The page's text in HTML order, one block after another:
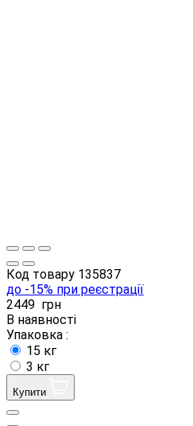
Код товару 135837
до -15% при реєстрації
2449 грн
В наявності
Упаковка :
15 кг
3 кг
Купити